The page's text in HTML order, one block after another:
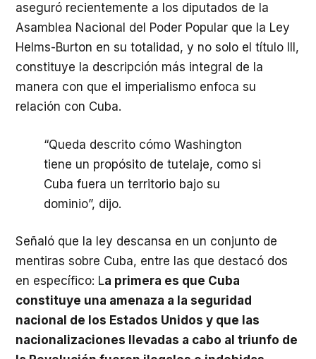
aseguró recientemente a los diputados de la
Asamblea Nacional del Poder Popular que la Ley
Helms-Burton en su totalidad, y no solo el título III,
constituye la descripción más integral de la
manera con que el imperialismo enfoca su
relación con Cuba.
“Queda descrito cómo Washington
tiene un propósito de tutelaje, como si
Cuba fuera un territorio bajo su
dominio”, dijo.
Señaló que la ley descansa en un conjunto de
mentiras sobre Cuba, entre las que destacó dos
en específico: La primera es que Cuba
constituye una amenaza a la seguridad
nacional de los Estados Unidos y que las
nacionalizaciones llevadas a cabo al triunfo de